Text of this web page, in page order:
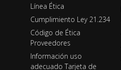
Línea Ética
Cumplimiento Ley 21.234
Código de Ética
Proveedores
Información uso
adecuado Tarjeta de